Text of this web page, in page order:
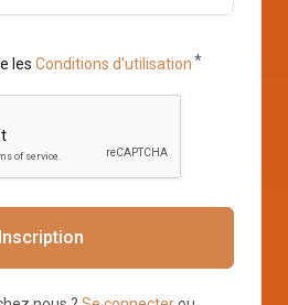
les Conditions d'utilisation
Inscription